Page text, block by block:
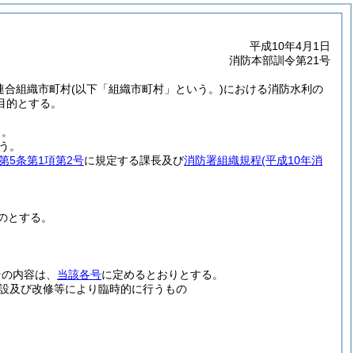
平成10年4月1日
消防本部訓令第21号
合組織市町村(以下「組織市町村」という。)における消防水利の
とする。
。
5条第1項第2号に規定する課長及び消防署組織規程(平成10年消
する。
内容は、 当該各号に定めるとおりとする。
及び改修等により臨時的に行うもの